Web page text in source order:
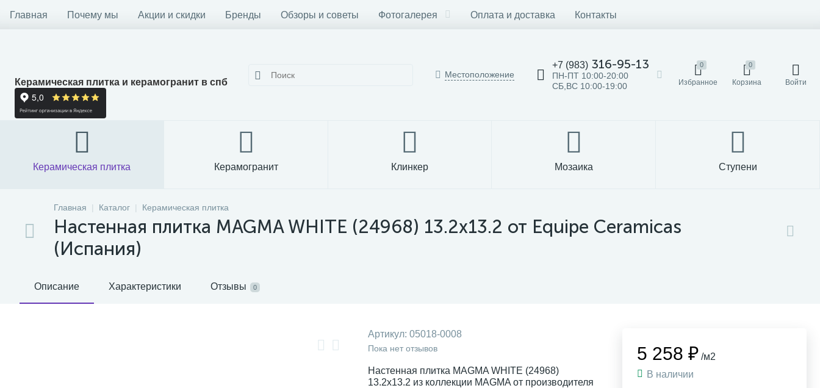
Главная Почему мы Акции и скидки Бренды Обзоры и советы Фотогалерея Оплата и доставка Контакты
Керамическая плитка и керамогранит в спб
Местоположение
+7 (983) 316-95-13
ПН-ПТ 10:00-20:00
СБ,ВС 10:00-19:00
0
Избранное
0
Корзина Войти
Керамическая плитка Керамогранит Клинкер Мозаика Ступени
Главная Каталог Керамическая плитка
Настенная плитка MAGMA WHITE (24968) 13.2x13.2 от Equipe Ceramicas
(Испания)
Описание Характеристики Отзывы 0
Артикул: 05018-0008
Пока нет отзывов
Настенная плитка MAGMA WHITE (24968)
13.2x13.2 из коллекции MAGMA от производителя
5 258 ₽ /м2
В наличии